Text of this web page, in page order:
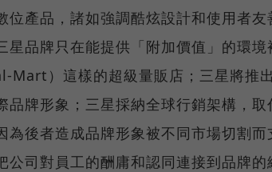
位產品，諸如強調酷炫設計和使用者
星品牌只在能提供「附加價值」的環
Mart）這樣的超級量販店；三星將推
品牌形象；三星採納全球行銷架構，
為後者造成品牌形象被不同市場切割
公司對員工的酬庸和認同連接到品牌